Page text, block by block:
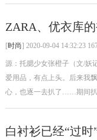
ZARA、优衣库
[时尚] 2020-09-04 14:32:23
源：托腮少女张橙子（文/妖
爱用品，有点上头。后来我
心，也逐一去扒了……期间扒
白衬衫已经“过时